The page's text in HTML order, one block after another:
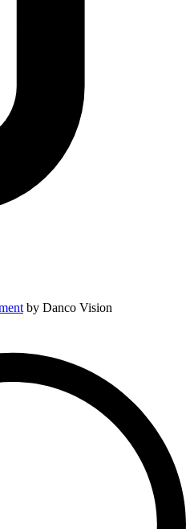
by Danco Vision